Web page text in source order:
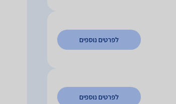
לפרטים נוספים
לפרטים נוספים